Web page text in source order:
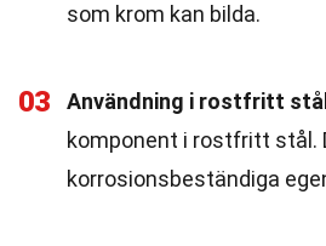
som krom kan bilda.
03 Användning i rostfritt stål
komponent i rostfritt stål.
korrosionsbeständiga